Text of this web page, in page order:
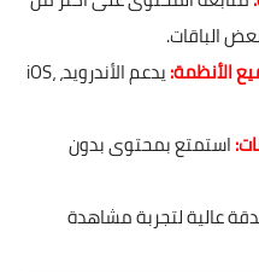
الباقات.
الأنظمة:
يدعم الأندرويد، iOS،
استمتع بمحتوى بدون
عالية لتجربة مشاهدة